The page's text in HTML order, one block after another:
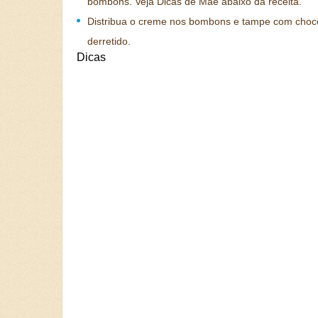
Distribua o creme nos bombons e tampe com
derretido.
Dicas